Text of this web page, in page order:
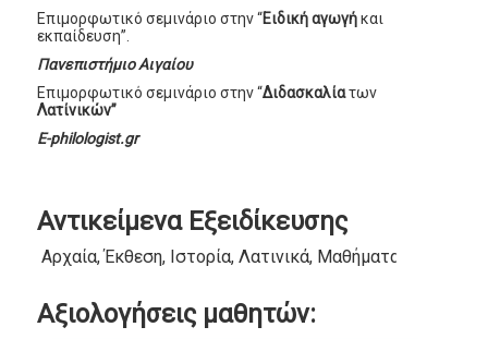
Επιμορφωτικό σεμινάριο στην “Ειδική αγωγήκαι
εκπαίδευση”.
ΠανεπιστήμιοΑιγαίου
Επιμορφωτικό σεμινάριο στην “Διδασκαλίατων
Λατίνικών”
E-philologist.gr
Αντικείμενα Εξειδίκευσης
Αρχαία, Έκθεση, Ιστορία, Λατινικά, Μαθήματα
Αξιολογήσεις μαθητών: